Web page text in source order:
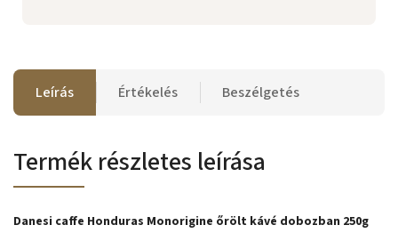
Leírás Értékelés Beszélgetés
Termék részletes leírása
Danesi caffe Honduras Monorigine őrölt kávé dobozban 250g